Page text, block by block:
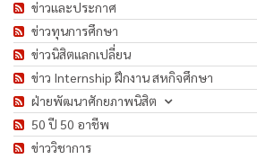
ข่าวและประกาศ
ข่าวทุนการศึกษา
ข่าวนิสิตแลกเปลี่ยน
ข่าว Internship ฝึกงาน สหกิจศึกษา
ฝ่ายพัฒนาศักยภาพนิสิต
50 ปี 50 อาชีพ
ข่าววิชาการ